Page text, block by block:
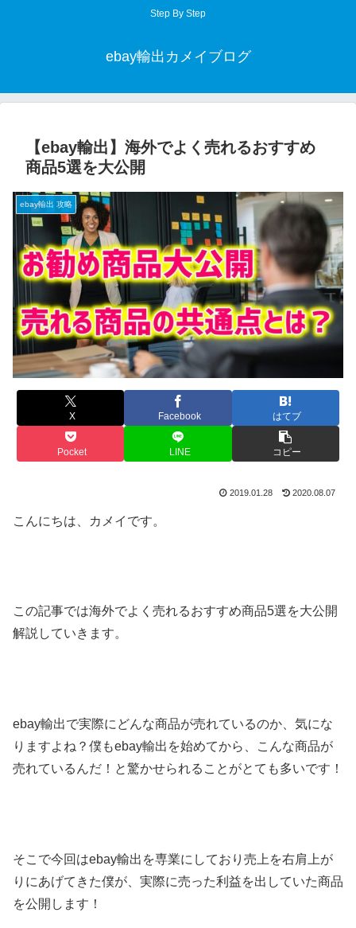
Step By Step
ebay輸出カメイブログ
【ebay輸出】海外でよく売れるおすすめ
商品5選を大公開
ebay輸出 攻略
X Facebook はてブ
Pocket LINE コピー
2019.01.28 2020.08.07
こんにちは、カメイです。
この記事では海外でよく売れるおすすめ商品5選を大公開
解説していきます。
ebay輸出で実際にどんな商品が売れているのか、気にな
りますよね？僕もebay輸出を始めてから、こんな商品が
売れているんだ！と驚かせられることがとても多いです！
そこで今回はebay輸出を専業にしており売上を右肩上が
りにあげてきた僕が、実際に売った利益を出していた商品
を公開します！